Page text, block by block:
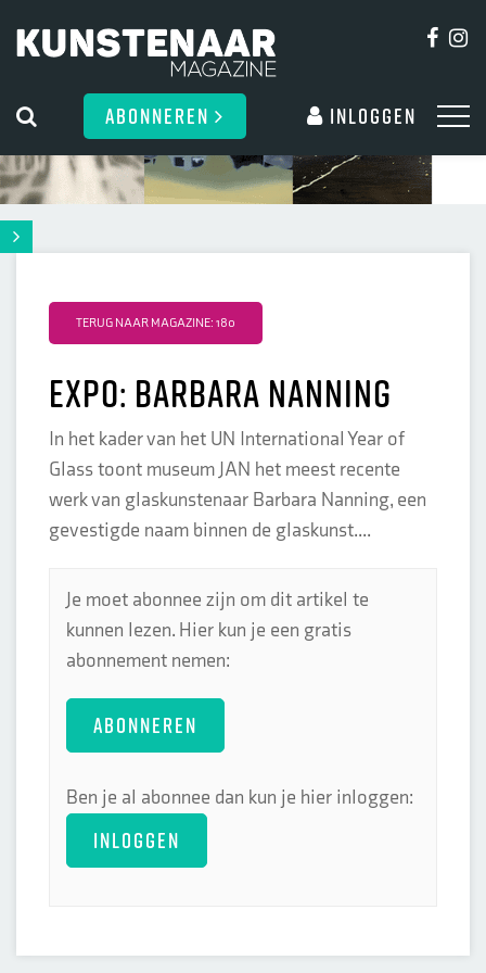
ABONNEREN Inloggen
TERUG NAAR MAGAZINE: 180
Expo: Barbara Nanning
In het kader van het UN International Year of
Glass toont museum JAN het meest recente
werk van glaskunstenaar Barbara Nanning, een
gevestigde naam binnen de glaskunst....
Je moet abonnee zijn om dit artikel te
kunnen lezen. Hier kun je een gratis
abonnement nemen:
ABONNEREN
Ben je al abonnee dan kun je hier inloggen:
INLOGGEN